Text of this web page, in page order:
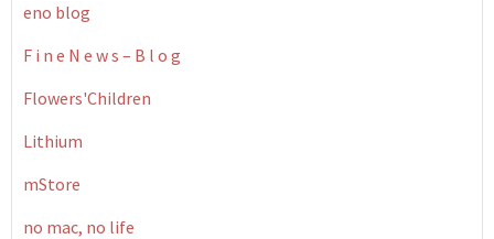
eno blog
F i n e N e w s – B l o g
Flowers'Children
Lithium
mStore
no mac, no life